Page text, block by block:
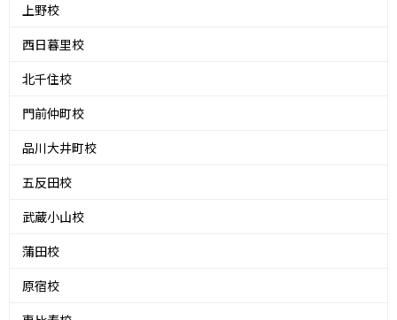
上野校
西日暮里校
北千住校
門前仲町校
品川大井町校
五反田校
武蔵小山校
蒲田校
原宿校